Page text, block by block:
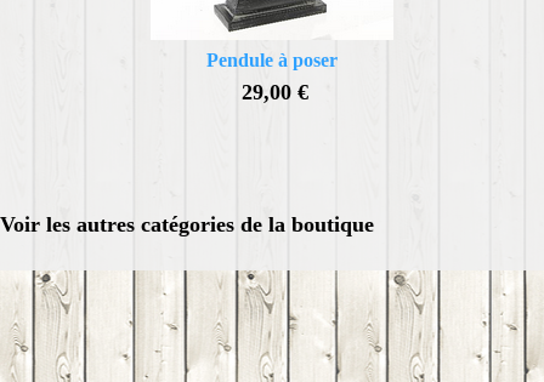
Pendule à poser
29,00 €
Voir les autres catégories de la boutique